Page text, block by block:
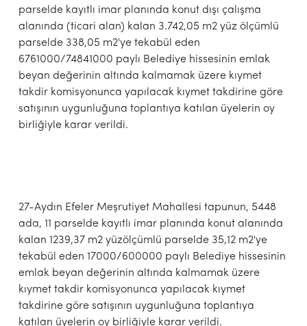
parselde kayıtlı imar planında konut dışı çalışma
alanında (ticari alan) kalan 3.742,05 m2 yüz ölçümlü
parselde 338,05 m2'ye tekabül eden
6761000/74841000 paylı Belediye hissesinin emlak
beyan değerinin altında kalmamak üzere kıymet
takdir komisyonunca yapılacak kıymet takdirine göre
satışının uygunluğuna toplantıya katılan üyelerin oy
birliğiyle karar verildi.
27-Aydın Efeler Meşrutiyet Mahallesi tapunun, 5448
ada, 11 parselde kayıtlı imar planında konut alanında
kalan 1239,37 m2 yüzölçümlü parselde 35,12 m2'ye
tekabül eden 17000/600000 paylı Belediye hissesinin
emlak beyan değerinin altında kalmamak üzere
kıymet takdir komisyonunca yapılacak kıymet
takdirine göre satışının uygunluğuna toplantıya
katılan üyelerin oy birliğiyle karar verildi.